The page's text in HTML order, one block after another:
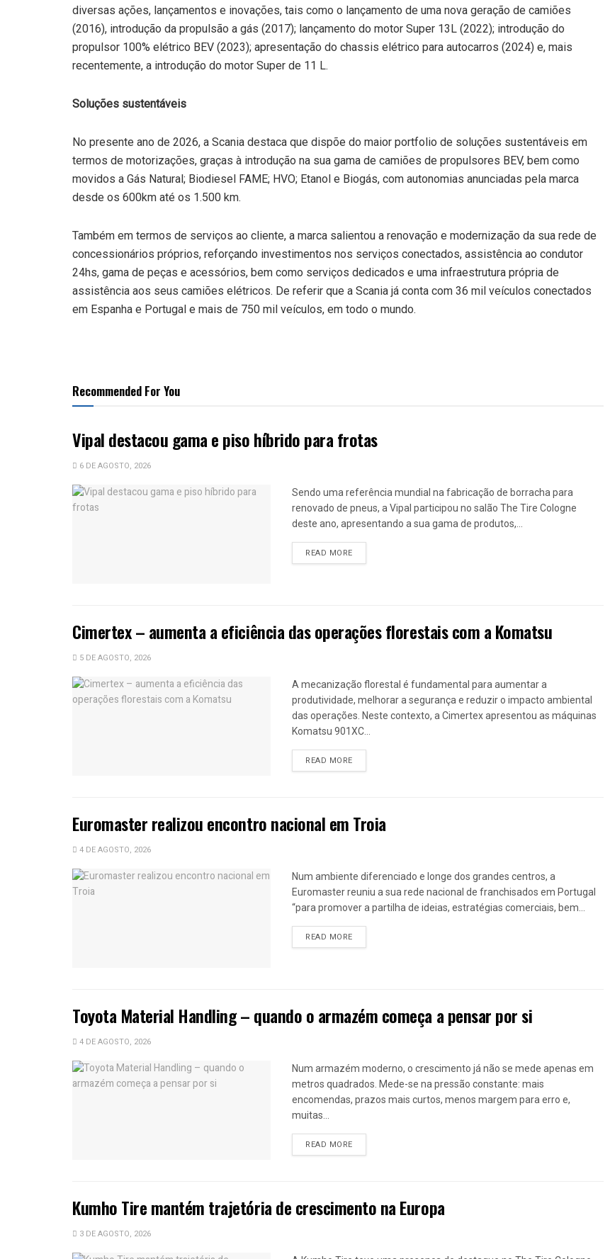
diversas ações, lançamentos e inovações, tais como o lançamento de uma nova geração de camiões
(2016), introdução da propulsão a gás (2017); lançamento do motor Super 13L (2022); introdução do
propulsor 100% elétrico BEV (2023); apresentação do chassis elétrico para autocarros (2024) e, mais
recentemente, a introdução do motor Super de 11 L.
Soluções sustentáveis
No presente ano de 2026, a Scania destaca que dispõe do maior portfolio de soluções sustentáveis em
termos de motorizações, graças à introdução na sua gama de camiões de propulsores BEV, bem como
movidos a Gás Natural; Biodiesel FAME; HVO; Etanol e Biogás, com autonomias anunciadas pela marca
desde os 600km até os 1.500 km.
Também em termos de serviços ao cliente, a marca salientou a renovação e modernização da sua rede de
concessionários próprios, reforçando investimentos nos serviços conectados, assistência ao condutor
24hs, gama de peças e acessórios, bem como serviços dedicados e uma infraestrutura própria de
assistência aos seus camiões elétricos. De referir que a Scania já conta com 36 mil veículos conectados
em Espanha e Portugal e mais de 750 mil veículos, em todo o mundo.
Recommended For You
Vipal destacou gama e piso híbrido para frotas
6 DE AGOSTO, 2026
Sendo uma referência mundial na fabricação de borracha para
renovado de pneus, a Vipal participou no salão The Tire Cologne
deste ano, apresentando a sua gama de produtos,...
READ MOREDETAILS
Cimertex – aumenta a eficiência das operações florestais com a Komatsu
5 DE AGOSTO, 2026
A mecanização florestal é fundamental para aumentar a
produtividade, melhorar a segurança e reduzir o impacto ambiental
das operações. Neste contexto, a Cimertex apresentou as máquinas
Komatsu 901XC...
READ MOREDETAILS
Euromaster realizou encontro nacional em Troia
4 DE AGOSTO, 2026
Num ambiente diferenciado e longe dos grandes centros, a
Euromaster reuniu a sua rede nacional de franchisados em Portugal
“para promover a partilha de ideias, estratégias comerciais, bem...
READ MOREDETAILS
Toyota Material Handling – quando o armazém começa a pensar por si
4 DE AGOSTO, 2026
Num armazém moderno, o crescimento já não se mede apenas em
metros quadrados. Mede-se na pressão constante: mais
encomendas, prazos mais curtos, menos margem para erro e,
muitas...
READ MOREDETAILS
Kumho Tire mantém trajetória de crescimento na Europa
3 DE AGOSTO, 2026